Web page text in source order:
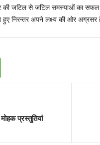
की जटिल से जटिल समस्याओं का
निरन्तर अपने लक्ष्य की ओर अग्रसर
प्रस्तुतियां